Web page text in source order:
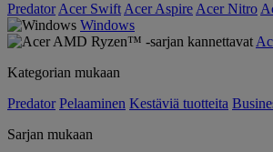
Predator Acer Swift Acer Aspire Acer Nitro
Windows
Kategorian mukaan
Predator Pelaaminen Kestäviä tuotteita
Sarjan mukaan